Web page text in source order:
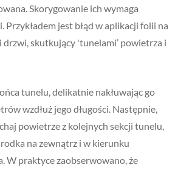
Skorygowanie ich wymaga
Przykładem jest błąd w aplikacji folii na
drzwi, skutkujący 'tunelami’ powietrza i
tunelu, delikatnie nakłuwając go
wzdłuż jego długości. Następnie,
powietrze z kolejnych sekcji tunelu,
na zewnątrz i w kierunku
W praktyce zaobserwowano, że